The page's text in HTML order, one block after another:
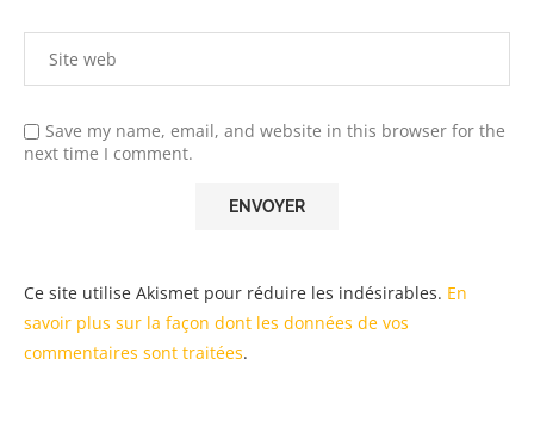
Save my name, email, and website in this browser for the
next time I comment.
Ce site utilise Akismet pour réduire les indésirables. En
savoir plus sur la façon dont les données de vos
commentaires sont traitées.